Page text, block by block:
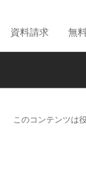
資料請求 無
このコンテンツは